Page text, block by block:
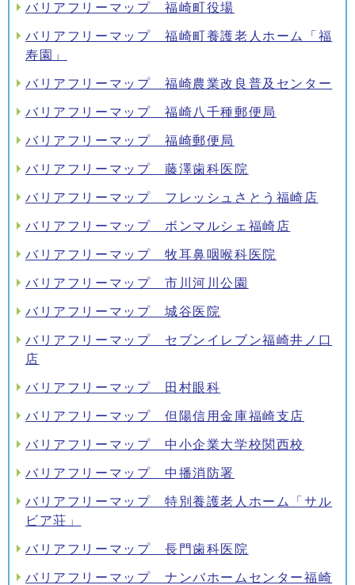
バリアフリーマップ 福崎町役場
バリアフリーマップ 福崎町養護老人ホーム「福
寿園」
バリアフリーマップ 福崎農業改良普及センター
バリアフリーマップ 福崎八千種郵便局
バリアフリーマップ 福崎郵便局
バリアフリーマップ 藤澤歯科医院
バリアフリーマップ フレッシュさとう福崎店
バリアフリーマップ ボンマルシェ福崎店
バリアフリーマップ 牧耳鼻咽喉科医院
バリアフリーマップ 市川河川公園
バリアフリーマップ 城谷医院
バリアフリーマップ セブンイレブン福崎井ノ口
店
バリアフリーマップ 田村眼科
バリアフリーマップ 但陽信用金庫福崎支店
バリアフリーマップ 中小企業大学校関西校
バリアフリーマップ 中播消防署
バリアフリーマップ 特別養護老人ホーム「サル
ビア荘」
バリアフリーマップ 長門歯科医院
バリアフリーマップ ナンバホームセンター福崎